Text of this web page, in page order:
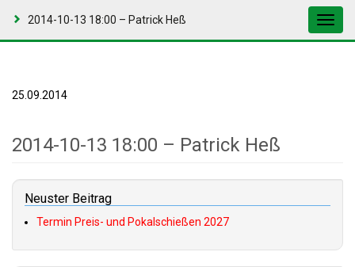
2014-10-13 18:00 – Patrick Heß
25.09.2014
2014-10-13 18:00 – Patrick Heß
Neuster Beitrag
Termin Preis- und Pokalschießen 2027